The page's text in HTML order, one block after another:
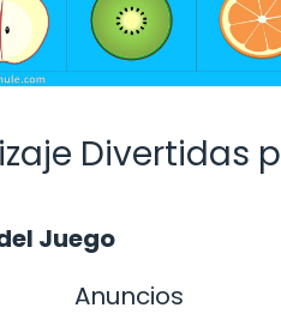
Divertidas
Juego
Anuncios